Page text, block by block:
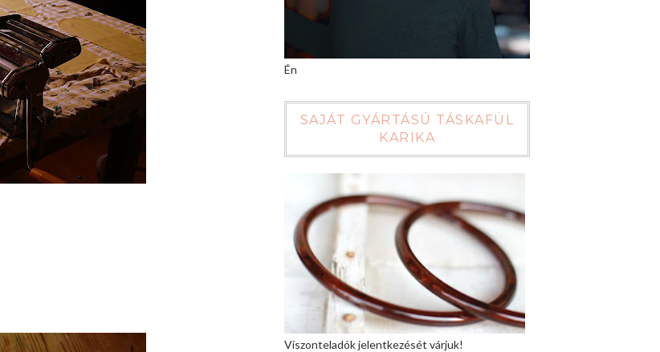
Én
SAJÁT GYÁRTÁSÚ TÁSKAFÜL
KARIKA
Viszonteladók jelentkezését várjuk!